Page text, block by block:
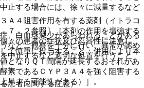
Ａ４阻害作用を有する薬剤（イトラコ
７．２参照〕［本剤の作用を増強する
々の患者の症状及び忍容性に注意し、
て慎重に投与すること；併用により本
となりＱＴ間隔が延長するおそれがあ
素であるＣＹＰ３Ａ４を強く阻害する
昇する可能性がある）］。
止する場合には、徐々に減量するなど
、白血球減少があらわれることがある
など、観察を十分に行い、異常が認め
中止するなど適切な処置を行うこと
。
患者に関する注意）